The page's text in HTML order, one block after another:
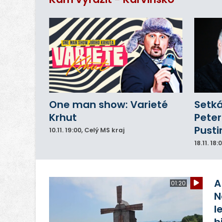
One man show: Varieté
Krhut
10.11.19:00, Celý MS kraj
18.11.
01:20